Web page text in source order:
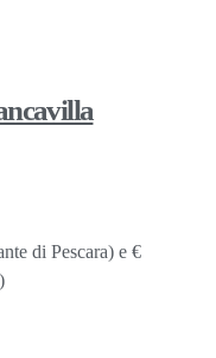
di Pescara) e €